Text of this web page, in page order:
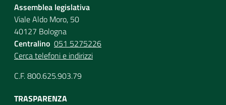
Assemblea legislativa
Viale Aldo Moro, 50
40127 Bologna
Centralino 051 5275226
Cerca telefoni e indirizzi
C.F. 800.625.903.79
TRASPARENZA